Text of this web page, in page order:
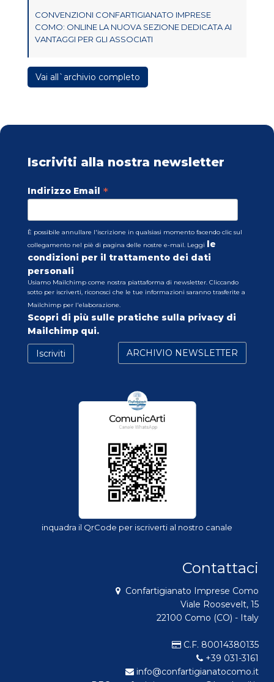
CONVENZIONI CONFARTIGIANATO IMPRESE
COMO: ONLINE LA NUOVA SEZIONE DEDICATA AI
VANTAGGI PER GLI ASSOCIATI
Vai all`archivio completo
Iscriviti alla nostra newsletter
Indirizzo Email *
È possibile annullare l'iscrizione in qualsiasi momento facendo clic sul
collegamento nel piè di pagina delle nostre e-mail. Leggi le
condizioni per il trattamento dei dati
personali
Usiamo Mailchimp come nostra piattaforma di newsletter. Cliccando
sotto per iscriverti, riconosci che le tue informazioni saranno trasferite a
Mailchimp per l'elaborazione.
Scopri di più sulle pratiche sulla privacy di
Mailchimp qui.
inquadra il QrCode per iscriverti al nostro canale
Contattaci
Confartigianato Imprese Como
Viale Roosevelt, 15
22100 Como (CO) - Italy
C.F. 80014380135
+39 031-3161
info@confartigianatocomo.it